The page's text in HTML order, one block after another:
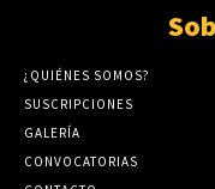
¿QUIÉNES SOMOS?
SUSCRIPCIONES
GALERÍA
CONVOCATORIAS